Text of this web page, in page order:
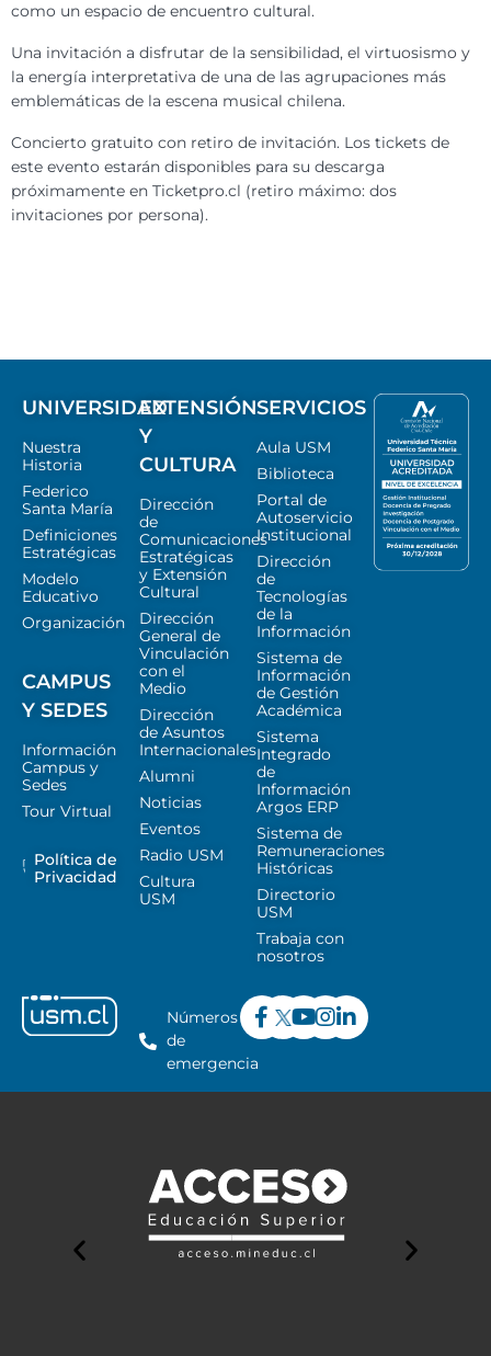
como un espacio de encuentro cultural.
Una invitación a disfrutar de la sensibilidad, el virtuosismo y
la energía interpretativa de una de las agrupaciones más
emblemáticas de la escena musical chilena.
Concierto gratuito con retiro de invitación. Los tickets de
este evento estarán disponibles para su descarga
próximamente en Ticketpro.cl (retiro máximo: dos
invitaciones por persona).
UNIVERSIDAD
Nuestra
Historia
Federico
Santa María
Definiciones
Estratégicas
Modelo
Educativo
Organización
CAMPUS
Y SEDES
Información
Campus y
Sedes
Tour Virtual
Política de
Privacidad
EXTENSIÓN
Y
CULTURA
Dirección
de
Comunicaciones
Estratégicas
y Extensión
Cultural
Dirección
General de
Vinculación
con el
Medio
Dirección
de Asuntos
Internacionales
Alumni
Noticias
Eventos
Radio USM
Cultura
USM
SERVICIOS
Aula USM
Biblioteca
Portal de
Autoservicio
Institucional
Dirección
de
Tecnologías
de la
Información
Sistema de
Información
de Gestión
Académica
Sistema
Integrado
de
Información
Argos ERP
Sistema de
Remuneraciones
Históricas
Directorio
USM
Trabaja con
nosotros
Números
de
emergencia